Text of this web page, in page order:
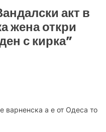
акт в
жена откри
с кирка”
варненска а е от Одеса то